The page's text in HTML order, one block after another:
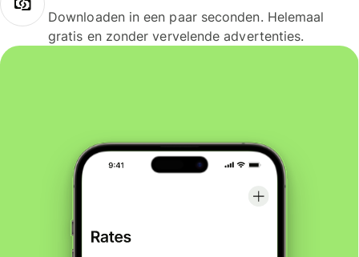
Downloaden in een paar seconden. Helemaal
gratis en zonder vervelende advertenties.